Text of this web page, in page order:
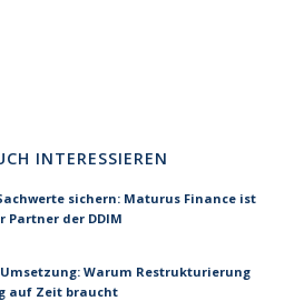
INTERESSIEREN
sichern: Maturus Finance ist
Partner der DDIM
Warum Restrukturierung
auf Zeit braucht